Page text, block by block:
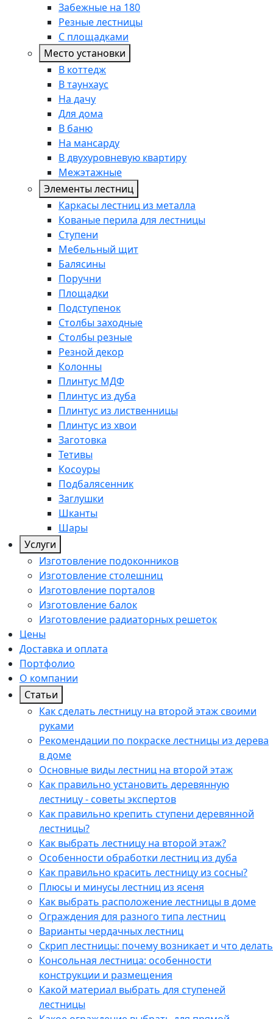
Забежные на 180
Резные лестницы
С площадками
Место установки
В коттедж
В таунхаус
На дачу
Для дома
В баню
На мансарду
В двухуровневую квартиру
Межэтажные
Элементы лестниц
Каркасы лестниц из металла
Кованые перила для лестницы
Ступени
Мебельный щит
Балясины
Поручни
Площадки
Подступенок
Столбы заходные
Столбы резные
Резной декор
Колонны
Плинтус МДФ
Плинтус из дуба
Плинтус из лиственницы
Плинтус из хвои
Заготовка
Тетивы
Косоуры
Подбалясенник
Заглушки
Шканты
Шары
Услуги
Изготовление подоконников
Изготовление столешниц
Изготовление порталов
Изготовление балок
Изготовление радиаторных решеток
Цены
Доставка и оплата
Портфолио
О компании
Статьи
Как сделать лестницу на второй этаж своими
руками
Рекомендации по покраске лестницы из дерева
в доме
Основные виды лестниц на второй этаж
Как правильно установить деревянную
лестницу - советы экспертов
Как правильно крепить ступени деревянной
лестницы?
Как выбрать лестницу на второй этаж?
Особенности обработки лестниц из дуба
Как правильно красить лестницу из сосны?
Плюсы и минусы лестниц из ясеня
Как выбрать расположение лестницы в доме
Ограждения для разного типа лестниц
Варианты чердачных лестниц
Cкрип лестницы: почему возникает и что делать
Консольная лестница: особенности
конструкции и размещения
Какой материал выбрать для ступеней
лестницы